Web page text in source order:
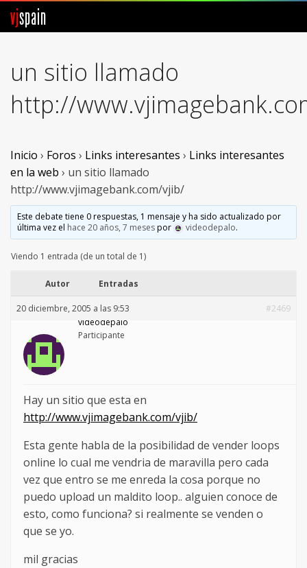
vjspain
Foros
Noticias
Vjspain
Ayuda
Contacto
Crear Cuenta
un sitio llamado
http://
Inicio › Foros › Links interesantes › Links interesantes
en la web › un sitio llamado
http://www.vjimagebank.com/vjib/
Este debate tiene 0 respuestas, 1 mensaje y ha sido actualizado por
última vez el hace 20 años, 7 mesespor videodepalo.
Viendo 1 entrada (de un total de 1)
Autor Entradas
20 diciembre, 2005 a las 9:53
#2469
videodepalo
Participante
Hay un sitio que esta en
http://www.vjimagebank.com/vjib/
Esta gente habla de la posibilidad de vender loops
online lo cual me vendria de maravilla pero cada
vez que entro se me enreda la cosa porque no
puedo upload un maldito loop.. alguien conoce de
esto, como funciona? si realmente se venden o
que se yo.
mil gracias